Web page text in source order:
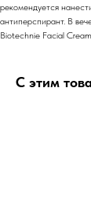
рекомендуется
антиперспирант. В
Biotechnie Facial
С этим